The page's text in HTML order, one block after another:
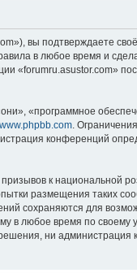
вы подтверждаете
в любое время и
«forumru.asustor.com»
«программное
www.phpbb.com.
конференций
к национальной
размещения таких
сохраняются для
любое время по своему
ни